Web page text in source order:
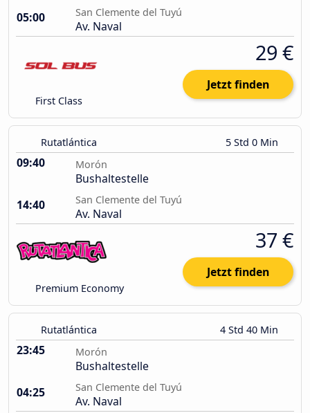
05:00
San Clemente del Tuyú
Av. Naval
First Class
29 €
Jetzt finden
Rutatlántica 5 Std 0 Min
09:40 Morón
Bushaltestelle
14:40
San Clemente del Tuyú
Av. Naval
Premium Economy
37 €
Jetzt finden
Rutatlántica 4 Std 40 Min
23:45 Morón
Bushaltestelle
04:25
San Clemente del Tuyú
Av. Naval